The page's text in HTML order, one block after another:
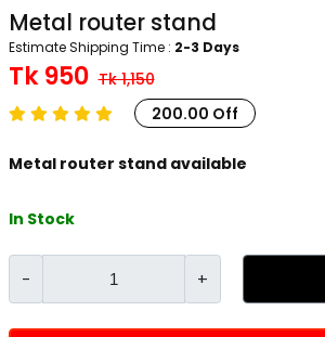
Metal router stand
Estimate Shipping Time : 2-3 Days
Tk 950 Tk 1,150
200.00 Off
Metal router stand available
In Stock
- +